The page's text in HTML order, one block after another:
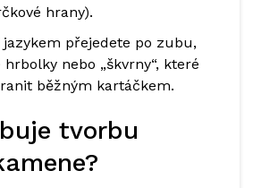
hrany).
jazykem přejedete po zubu,
nebo „škvrny“, které
běžným kartáčkem.
tvorbu